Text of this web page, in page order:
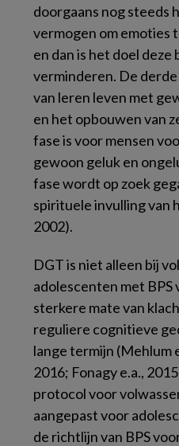
doorgaans nog steeds
vermogen om emoties
en dan is het doel
verminderen. De
van leren leven met
en het opbouwen van
fase is voor mensen
gewoon geluk en
fase wordt op zoek
spirituele invulling van
2002).
DGT is niet alleen bij
adolescenten met
sterkere mate van
reguliere cognitieve
lange termijn (Mehlum
2016; Fonagy e.a.,
protocol voor
aangepast voor
de richtlijn van BPS